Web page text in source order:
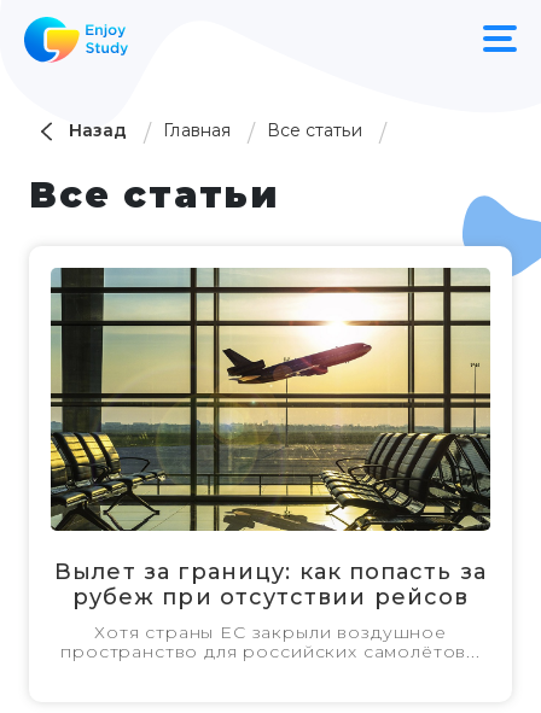
Назад Главная Все статьи
Все статьи
Вылет за границу: как попасть за
рубеж при отсутствии рейсов
Хотя страны ЕС закрыли воздушное
пространство для российских самолётов...